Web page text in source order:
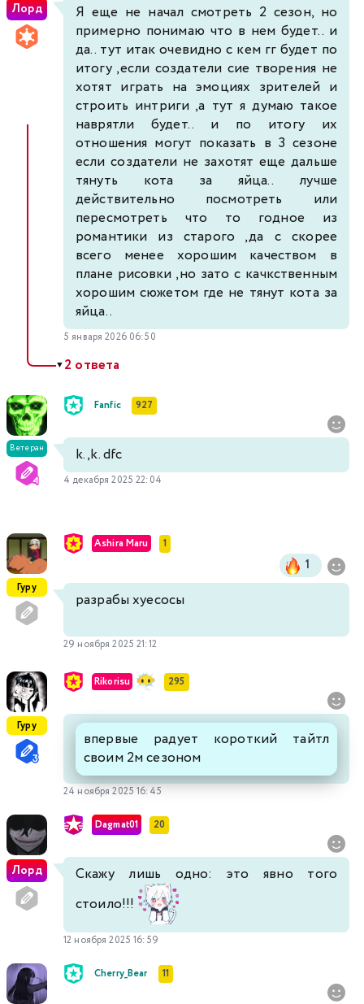
Лорд
Я еще не начал смотреть 2 сезон, но
примерно понимаю что в нем будет.. и
да.. тут итак очевидно с кем гг будет по
итогу ,если создатели сие творения не
хотят играть на эмоциях зрителей и
строить интриги ,а тут я думаю такое
наврятли будет.. и по итогу их
отношения могут показать в 3 сезоне
если создатели не захотят еще дальше
тянуть кота за яйца.. лучше
действительно посмотреть или
пересмотреть что то годное из
романтики из старого ,да с скорее
всего менее хорошим качеством в
плане рисовки ,но зато с качкственным
хорошим сюжетом где не тянут кота за
яйца..
5 января 2026 06:50
▼2 ответа
Ветеран
Fanfic 927
k.,k. dfc
4 декабря 2025 22:04
Гуру
Ashira Maru 1
1
разрабы хуесосы
29 ноября 2025 21:12
Гуру
Rikorisu 295
впервые радует короткий тайтл
своим 2м сезоном
24 ноября 2025 16:45
Лорд
Dagmat01 20
Скажу лишь одно: это явно того
стоило!!!
12 ноября 2025 16:59
Cherry_Bear 11